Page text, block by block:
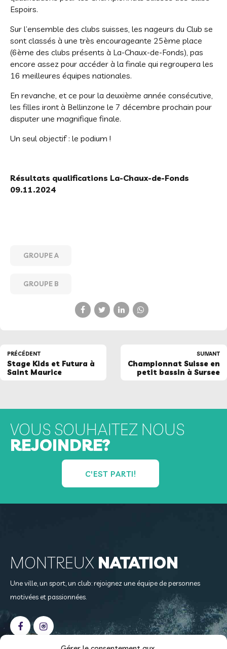
Espoirs.
Sur l’ensemble des clubs suisses, les nageurs du Club se
sont classés à une très encourageante 25ème place
(6ème des clubs présents à La-Chaux-de-Fonds), pas
encore assez pour accéder à la finale qui regroupera les
16 meilleures équipes nationales.
En revanche, et ce pour la deuxième année consécutive,
les filles iront à Bellinzone le 7 décembre prochain pour
disputer une magnifique finale.
Un seul objectif : le podium !
Résultats qualifications La-Chaux-de-Fonds
09.11.2024
GROUPE A
GROUPE B
PRÉCÉDENT
Stage Kids et Futura à
Saint Maurice
SUIVANT
Championnat Suisse en
petit bassin à Sursee
VOUS SOUHAITEZ NOUS
REJOINDRE?
C'EST PARTI!
MONTREUX NATATION
Une ville, un sport, un club: rejoignez une équipe de personnes
motivées et passionnées.